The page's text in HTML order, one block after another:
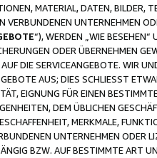
MATERIAL, DATEN,
UNTERNEHMEN
“), WERDEN „WIE BESEHEN“
ODER ÜBERNEHMEN
DIE SERVICEANGEBOTE. WIR
AUS; DIES SCHLIESST
EIGNUNG FÜR EINEN
DEM ÜBLICHEN
MERKMALE,
UNTERNEHMEN ODER
BZW. AUF BESTIMMTE ART